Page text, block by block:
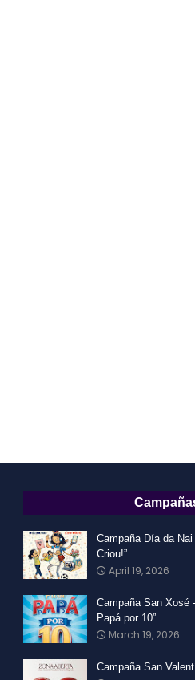
Campaña Día da
Criou!”
April 19, 2026
Campaña San Xosé
Papá por 10”
March 19, 2026
Campaña San